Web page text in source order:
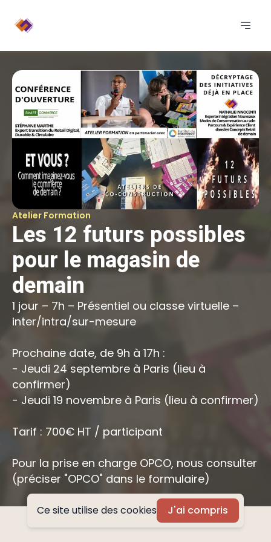
Atelier Formation
Les 12 futurs possibles
pour le magasin de
demain
1 jour – 7h – Présentiel ou classe virtuelle –
inter/intra/sur-mesure
Prochaine date, de 9h à 17h :
- Jeudi 24 septembre à Paris (lieu à
confirmer)
- Jeudi 19 novembre à Paris (lieu à confirmer)
Tarif : 700€ HT / participant
Pour la prise en charge OPCO, nous consulter
(préciser "OPCO" dans le formulaire)
Ce site utilise des cookies J'ai compris